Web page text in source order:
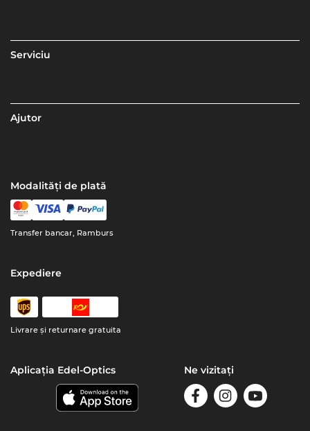
Serviciu
Ajutor
Modalități de plată
Transfer bancar, Ramburs
Expediere
Livrare şi returnare gratuita
Aplicația Edel-Optics Ne vizitați